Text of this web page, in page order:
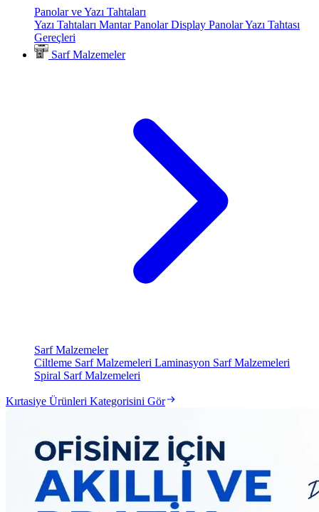
Panolar ve Yazı Tahtaları
Yazı Tahtaları Mantar PanolarDisplay PanolarYazı Tahtası
Gereçleri
Sarf Malzemeler
Sarf Malzemeler
Ciltleme Sarf Malzemeleri Laminasyon Sarf Malzemeleri
Spiral Sarf Malzemeleri
Kırtasiye Ürünleri Kategorisini Gör